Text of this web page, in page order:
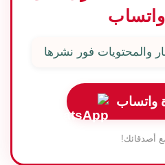
واتساب
والمحتويات فور نشرها
واتساب
أصدقائك!